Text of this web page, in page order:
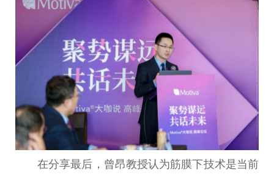
在分享最后，曾昂教授认为筋膜下技术是当前